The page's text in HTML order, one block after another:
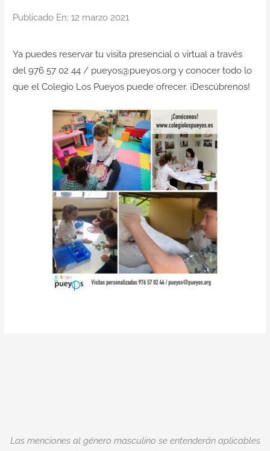
Publicado En: 12 marzo 2021
Ya puedes reservar tu visita presencial o virtual a través
del 976 57 02 44 / pueyos@pueyos.org y conocer todo lo
que el Colegio Los Pueyos puede ofrecer. ¡Descúbrenos!
Las menciones al género masculino se entenderán aplicables